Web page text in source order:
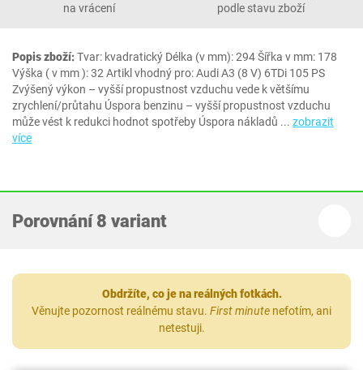
na vrácení
podle stavu zboží
Popis zboží:Tvar: kvadratický Délka (v mm): 294 Šířka v mm: 178
Výška ( v mm ): 32 Artikl vhodný pro: Audi A3 (8 V) 6TDi 105 PS
Zvýšený výkon – vyšší propustnost vzduchu vede k většímu
zrychlení/průtahu Úspora benzinu – vyšší propustnost vzduchu
může vést k redukci hodnot spotřeby Úspora nákladů ... zobrazit
více
Porovnání 8 variant
Obdržíte, co je na reálných fotkách.
Věnujte pozornost reálnému stavu. First minute nefotím, ani
netestuji.